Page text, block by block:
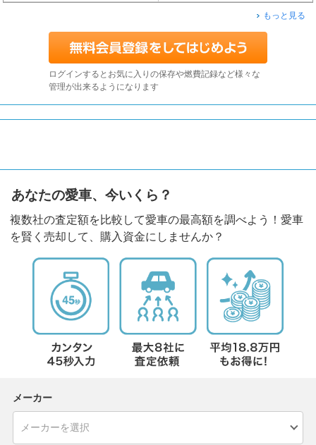
もっと見る
ログインするとお気に入りの保存や燃費記録など様々な
管理が出来るようになります
あなたの愛車、今いくら？
複数社の査定額を比較して愛車の最高額を調べよう！愛車
を賢く売却して、購入資金にしませんか？
メーカー